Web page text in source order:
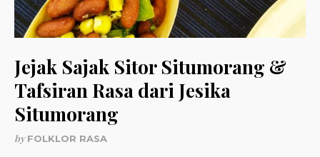
Jejak Sajak Sitor Situmorang &
Tafsiran Rasa dari Jesika
Situmorang
byFOLKLOR RASA